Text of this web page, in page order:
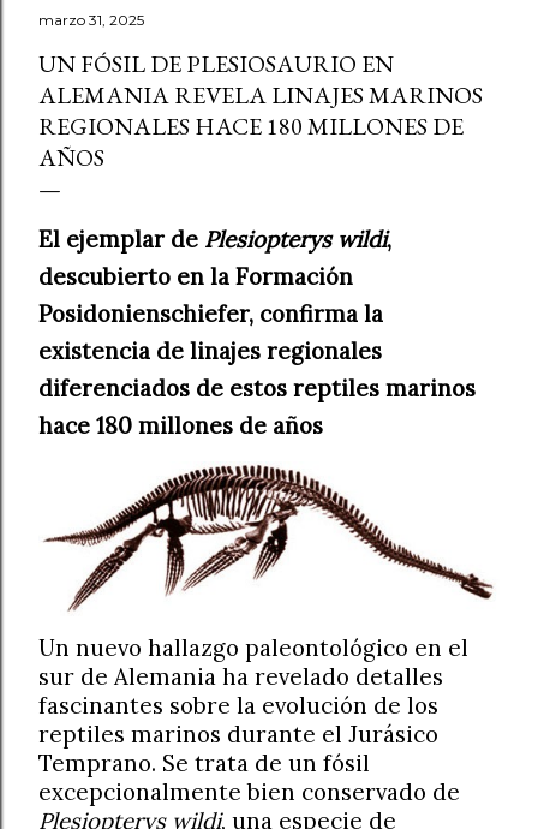
marzo 31, 2025
UN FÓSIL DE PLESIOSAURIO EN
ALEMANIA REVELA LINAJES MARINOS
REGIONALES HACE 180 MILLONES DE
AÑOS
El ejemplar de Plesiopterys wildi,
descubierto en la Formación
Posidonienschiefer, confirma la
existencia de linajes regionales
diferenciados de estos reptiles marinos
hace 180 millones de años
Un nuevo hallazgo paleontológico en el
sur de Alemania ha revelado detalles
fascinantes sobre la evolución de los
reptiles marinos durante el Jurásico
Temprano. Se trata de un fósil
excepcionalmente bien conservado de
Plesiopterys wildi, una especie de